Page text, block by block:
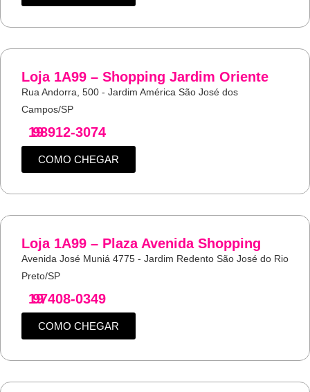
Loja 1A99 – Shopping Jardim Oriente
Rua Andorra, 500 - Jardim América São José dos
Campos/SP
19
98912-3074
COMO CHEGAR
Loja 1A99 – Plaza Avenida Shopping
Avenida José Muniá 4775 - Jardim Redento São José do Rio
Preto/SP
19
97408-0349
COMO CHEGAR